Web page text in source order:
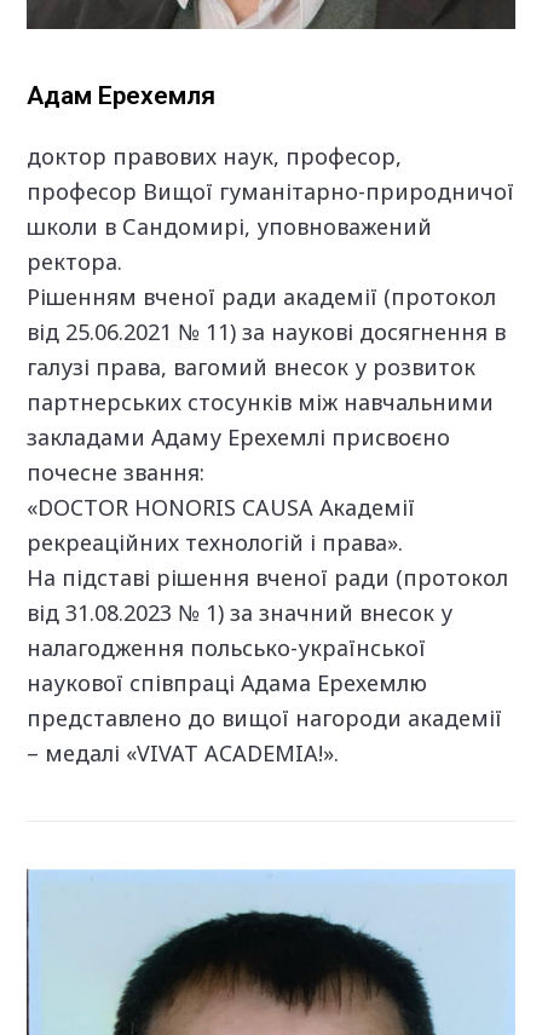
Адам Ерехемля
доктор правових наук, професор,
професор Вищої гуманітарно-природничої
школи в Сандомирі, уповноважений
ректора.
Рішенням вченої ради академії (протокол
від 25.06.2021 № 11) за наукові досягнення в
галузі права, вагомий внесок у розвиток
партнерських стосунків між навчальними
закладами Адаму Ерехемлі присвоєно
почесне звання:
«DOCTOR HONORIS CAUSA Академії
рекреаційних технологій і права».
На підставі рішення вченої ради (протокол
від 31.08.2023 № 1) за значний внесок у
налагодження польсько-української
наукової співпраці Адама Ерехемлю
представлено до вищої нагороди академії
– медалі «VIVAT ACADEMIA!».